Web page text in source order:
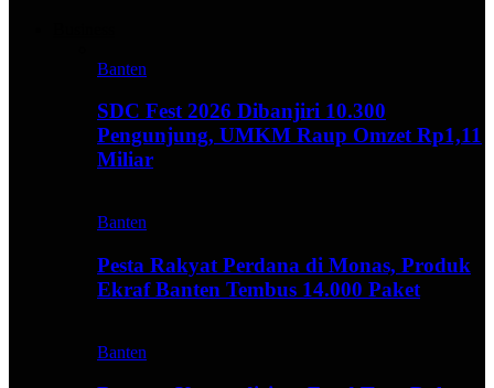
Banten
SDC Fest 2026 Dibanjiri 10.300
Pengunjung, UMKM Raup Omzet Rp1,11
Miliar
Banten
Pesta Rakyat Perdana di Monas, Produk
Ekraf Banten Tembus 14.000 Paket
Banten